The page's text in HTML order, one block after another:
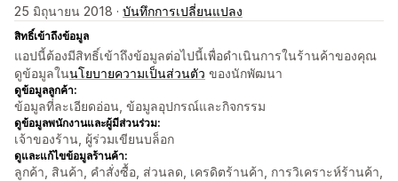
25 มิถุนายน 2018 · บันทึกการเปลี่ยนแปลง
สิทธิ์เข้าถึงข้อมูล
แอปนี้ต้องมีสิทธิ์เข้าถึงข้อมูลต่อไปนี้เพื่อดำเนินการในร้านค้าของคุณ
ดูข้อมูลในนโยบายความเป็นส่วนตัว ของนักพัฒนา
ดูข้อมูลลูกค้า:
ข้อมูลที่ละเอียดอ่อน, ข้อมูลอุปกรณ์และกิจกรรม
ดูข้อมูลพนักงานและผู้มีส่วนร่วม:
เจ้าของร้าน, ผู้ร่วมเขียนบล็อก
ดูและแก้ไขข้อมูลร้านค้า:
ลูกค้า, สินค้า, คำสั่งซื้อ, ส่วนลด, เครดิตร้านค้า, การวิเคราะห์ร้านค้า,